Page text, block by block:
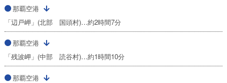
那覇空港
「辺戸岬」(北部 国頭村)…約2時間7分
那覇空港
「残波岬」(中部 読谷村)…約1時間10分
那覇空港